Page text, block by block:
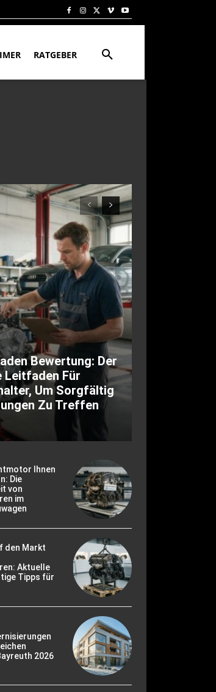
RATGEBER
Bewertung: Der
Leitfaden Für
Um Sorgfältig
Zu Treffen
Ihnen
Die
von
im
den Markt
Aktuelle
Tipps für
2026